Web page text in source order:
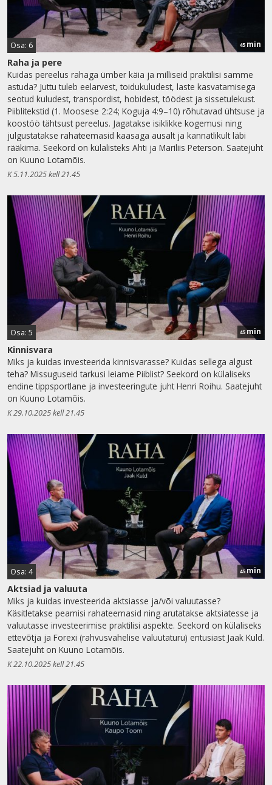
Osa: 6 45 min
Raha ja pere
Kuidas pereelus rahaga ümber käia ja milliseid praktilisi samme
astuda? Juttu tuleb eelarvest, toidukuludest, laste kasvatamisega
seotud kuludest, transpordist, hobidest, töödest ja sissetulekust.
Piiblitekstid (1. Moosese 2:24; Koguja 4:9–10) rõhutavad ühtsuse ja
koostöö tähtsust pereelus. Jagatakse isiklikke kogemusi ning
julgustatakse rahateemasid kaasaga ausalt ja kannatlikult läbi
rääkima. Seekord on külalisteks Ahti ja Mariliis Peterson. Saatejuht
on Kuuno Lotamõis.
K 5.11.2025 kell 21.45
Osa: 5 45min
Kinnisvara
Miks ja kuidas investeerida kinnisvarasse? Kuidas sellega algust
teha? Missuguseid tarkusi leiame Piiblist? Seekord on külaliseks
endine tippsportlane ja investeeringute juht Henri Roihu. Saatejuht
on Kuuno Lotamõis.
K 29.10.2025 kell 21.45
Osa: 4 45min
Aktsiad ja valuuta
Miks ja kuidas investeerida aktsiasse ja/või valuutasse?
Käsitletakse peamisi rahateemasid ning arutatakse aktsiatesse ja
valuutasse investeerimise praktilisi aspekte. Seekord on külaliseks
ettevõtja ja Forexi (rahvusvahelise valuutaturu) entusiast Jaak Kuld.
Saatejuht on Kuuno Lotamõis.
K 22.10.2025 kell 21.45